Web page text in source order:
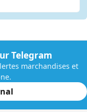
Telegram
marchandises et